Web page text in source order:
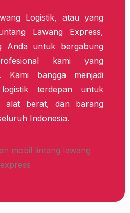
Logistik, atau yang
Lawang Express,
Anda untuk bergabung
kami yang
Kami bangga menjadi
terdepan untuk
alat berat, dan barang
Indonesia.